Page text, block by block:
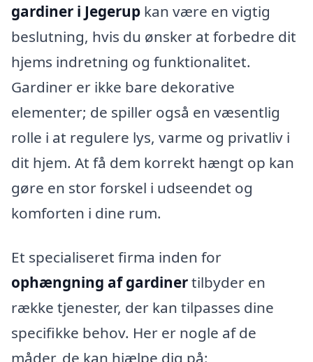
gardiner i Jegerup kan være en vigtig
beslutning, hvis du ønsker at forbedre dit
hjems indretning og funktionalitet.
Gardiner er ikke bare dekorative
elementer; de spiller også en væsentlig
rolle i at regulere lys, varme og privatliv i
dit hjem. At få dem korrekt hængt op kan
gøre en stor forskel i udseendet og
komforten i dine rum.
Et specialiseret firma inden for
ophængning af gardinertilbyder en
række tjenester, der kan tilpasses dine
specifikke behov. Her er nogle af de
måder, de kan hjælpe dig på: